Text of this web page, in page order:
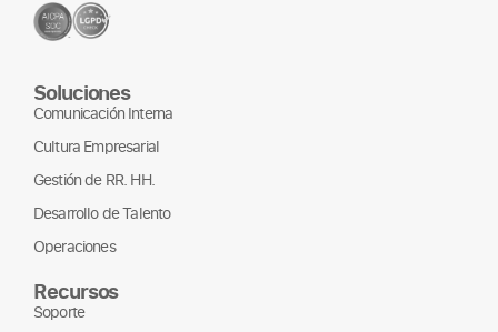
Soluciones
Comunicación Interna
Cultura Empresarial
Gestión de RR. HH.
Desarrollo de Talento
Operaciones
Recursos
Soporte